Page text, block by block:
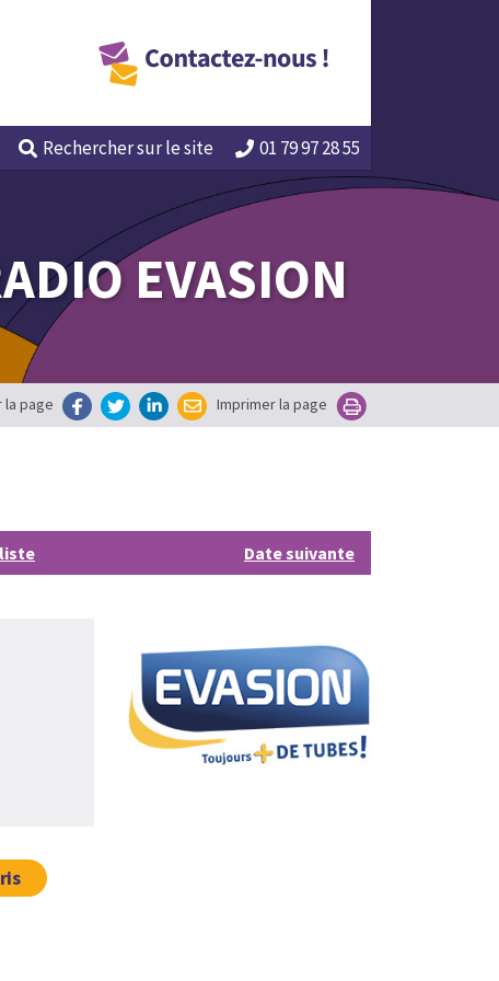
Recherchersur le site 01 79 97 28 55
EVASION
la page Imprimer la page
Date suivante